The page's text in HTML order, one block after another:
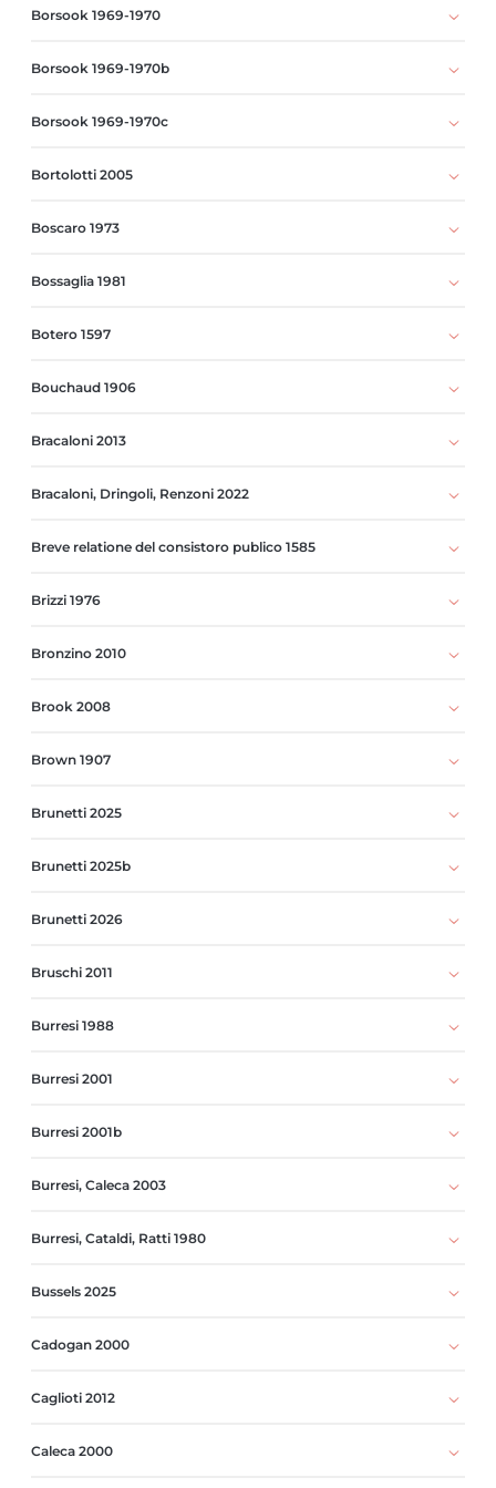
Borsook 1969-1970
Borsook 1969-1970b
Borsook 1969-1970c
Bortolotti 2005
Boscaro 1973
Bossaglia 1981
Botero 1597
Bouchaud 1906
Bracaloni 2013
Bracaloni, Dringoli, Renzoni 2022
Breve relatione del consistoro publico 1585
Brizzi 1976
Bronzino 2010
Brook 2008
Brown 1907
Brunetti 2025
Brunetti 2025b
Brunetti 2026
Bruschi 2011
Burresi 1988
Burresi 2001
Burresi 2001b
Burresi, Caleca 2003
Burresi, Cataldi, Ratti 1980
Bussels 2025
Cadogan 2000
Caglioti 2012
Caleca 2000